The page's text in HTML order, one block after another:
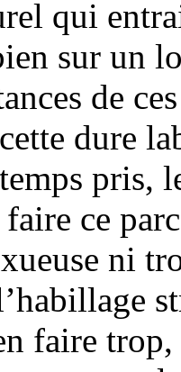
qui
sur un
de
dure
pris,
ce
ni
faire